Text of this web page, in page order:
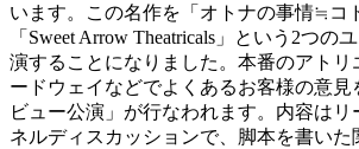
います。この名作を「オトナの事情≒コ
「Sweet Arrow Theatricals」という2つの
演することになりました。本番のアトリ
ードウェイなどでよくあるお客様の意見
ビュー公演」が行なわれます。内容は
ネルディスカッションで、脚本を書いた